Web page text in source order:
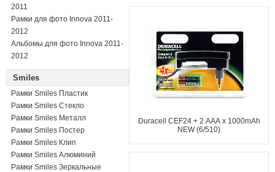
2011
Рамки для фото Innova 2011-
2012
Альбомы для фото Innova 2011-
2012
Smiles
Рамки Smiles Пластик
Рамки Smiles Стекло
Рамки Smiles Металл
Рамки Smiles Постер
Рамки Smiles Клип
Рамки Smiles Алюминий
Рамки Smiles Зеркальные
Duracell CEF24 + 2 ААА x 1000mAh
NEW (6/510)